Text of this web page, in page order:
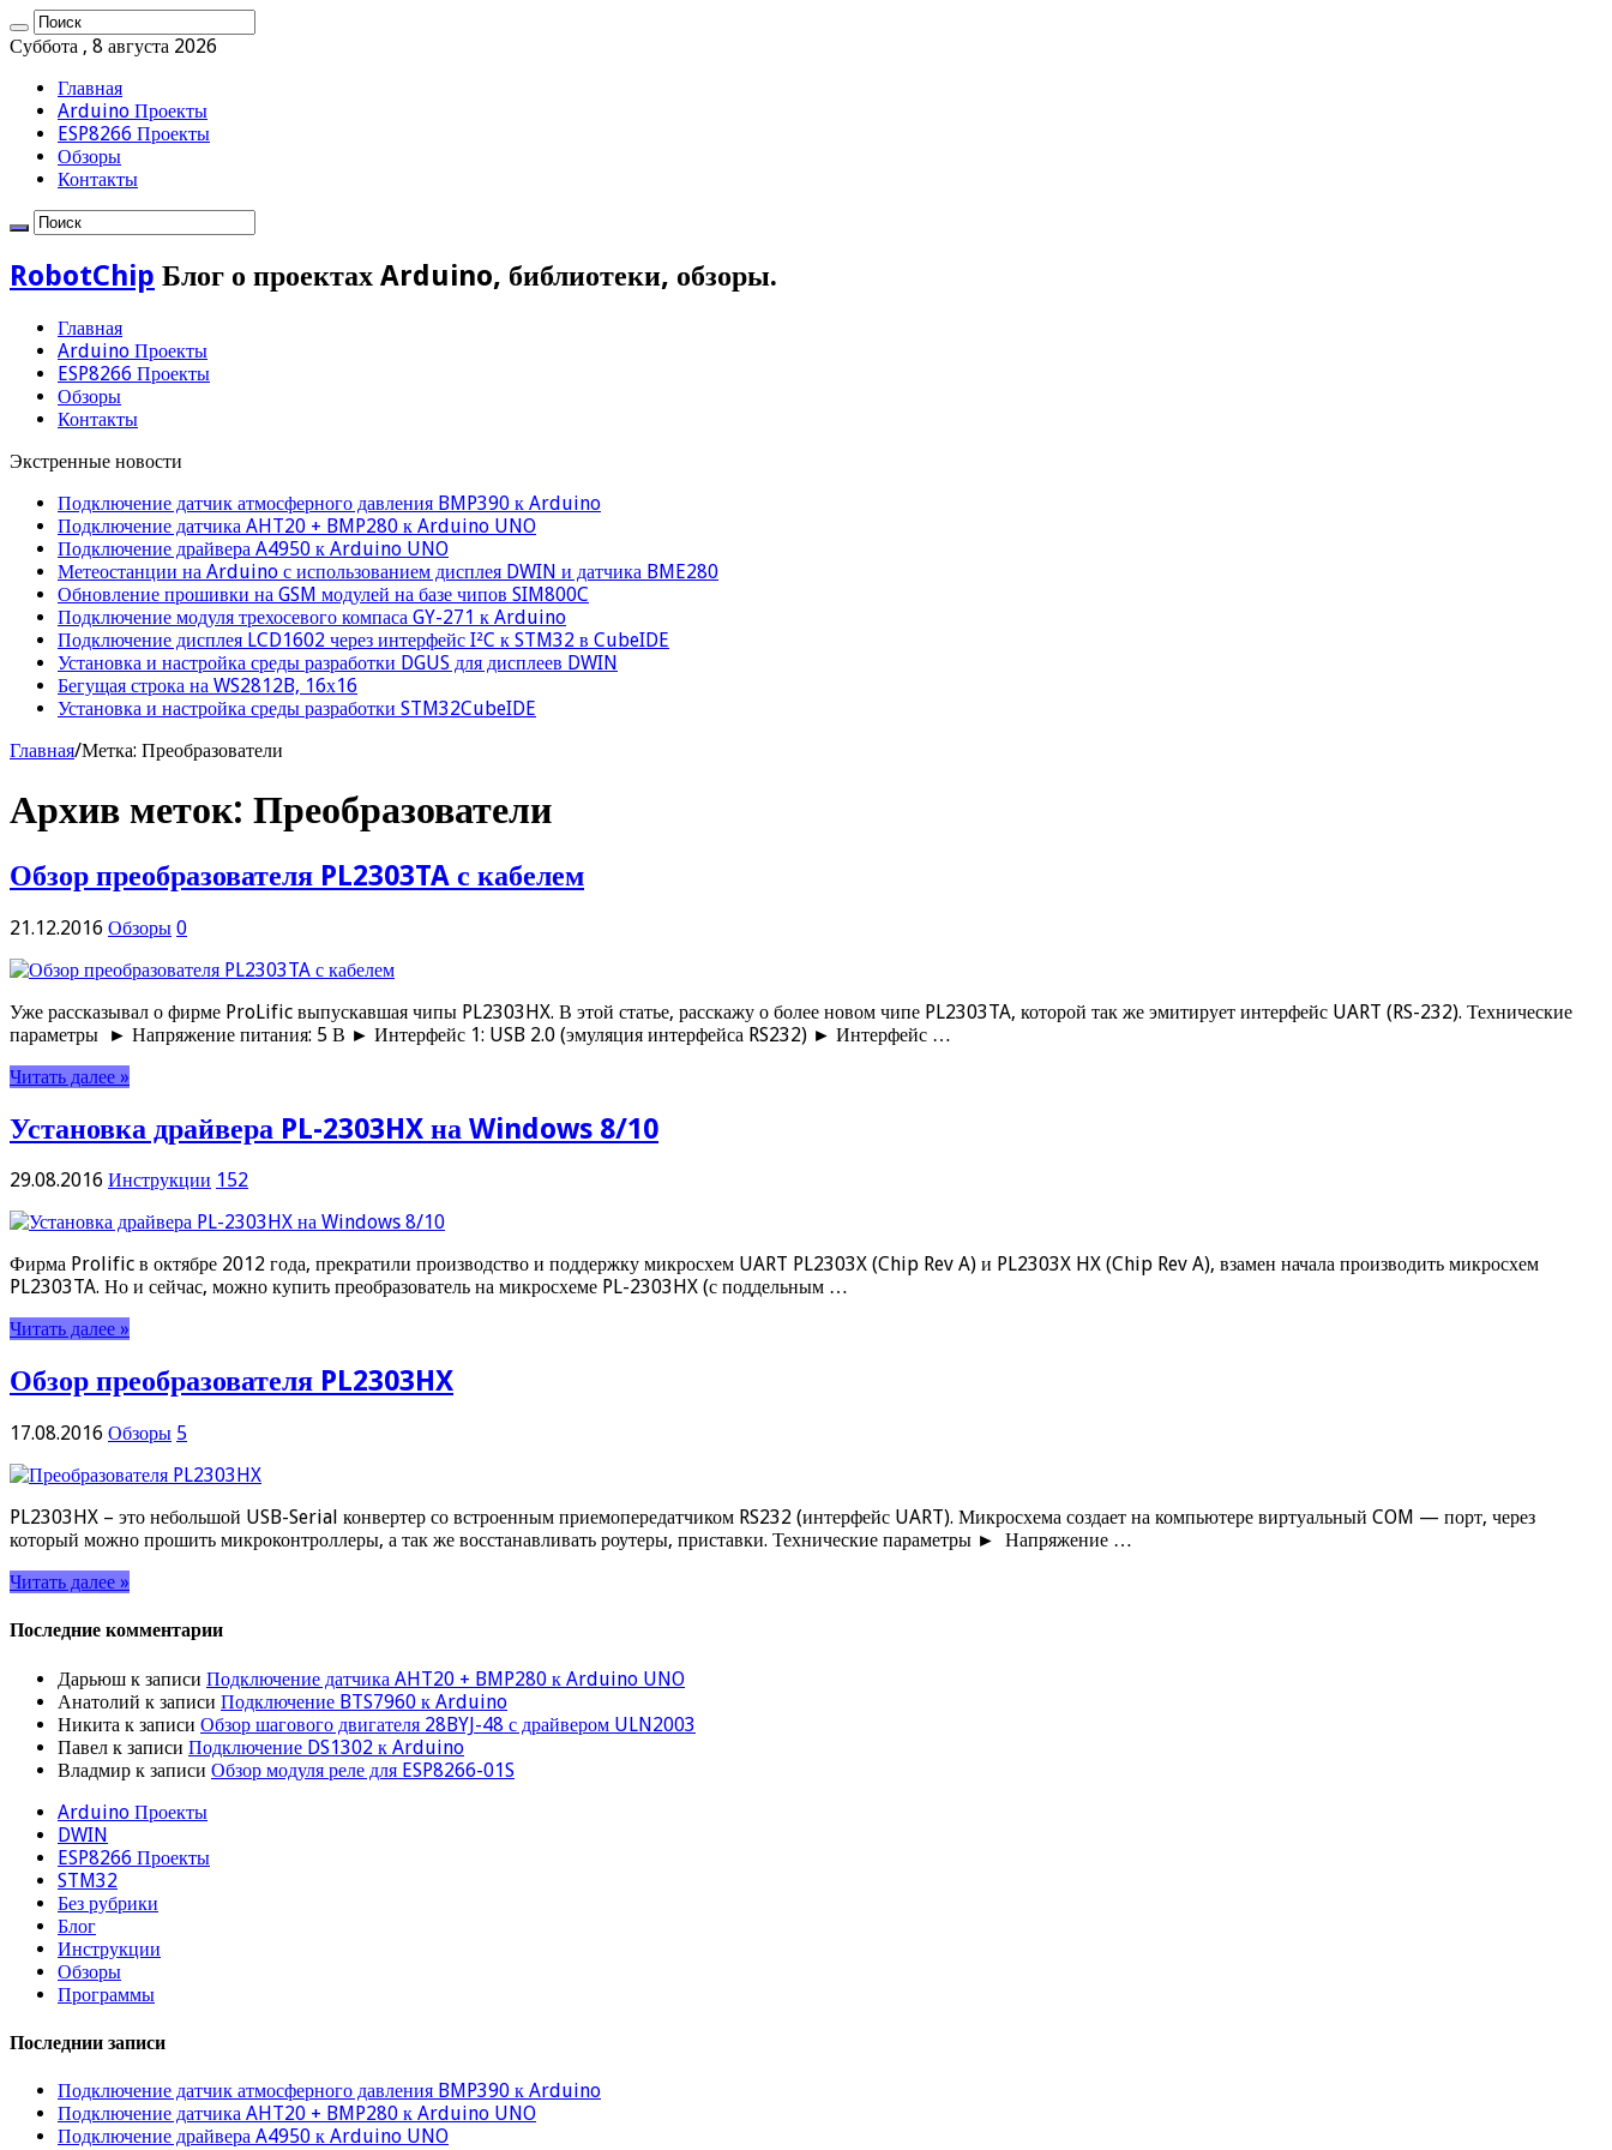
Суббота , 8 августа 2026
Главная
Arduino Проекты
ESP8266 Проекты
Обзоры
Контакты
RobotChip Блог о проектах Arduino, библиотеки, обзоры.
Главная
Arduino Проекты
ESP8266 Проекты
Обзоры
Контакты
Экстренные новости
Подключение датчик атмосферного давления BMP390 к Arduino
Подключение датчика AHT20 + BMP280 к Arduino UNO
Подключение драйвера A4950 к Arduino UNO
Метеостанции на Arduino с использованием дисплея DWIN и датчика BME280
Обновление прошивки на GSM модулей на базе чипов SIM800C
Подключение модуля трехосевого компаса GY-271 к Arduino
Подключение дисплея LCD1602 через интерфейс I²C к STM32 в CubeIDE
Установка и настройка среды разработки DGUS для дисплеев DWIN
Бегущая строка на WS2812B, 16х16
Установка и настройка среды разработки STM32CubeIDE
Главная/Метка: Преобразователи
Архив меток: Преобразователи
Обзор преобразователя PL2303TA с кабелем
21.12.2016 Обзоры 0
Уже рассказывал о фирме ProLific выпускавшая чипы PL2303HX. В этой статье, расскажу о более новом чипе PL2303TA, которой так же эмитирует интерфейс UART (RS-232). Технические
параметры ► Напряжение питания: 5 В ► Интерфейс 1: USB 2.0 (эмуляция интерфейса RS232) ► Интерфейс …
Читать далее »
Установка драйвера PL-2303HX на Windows 8/10
29.08.2016 Инструкции 152
Фирма Prolific в октябре 2012 года, прекратили производство и поддержку микросхем UART PL2303X (Chip Rev A) и PL2303X HX (Chip Rev A), взамен начала производить микросхем
PL2303TA. Но и сейчас, можно купить преобразователь на микросхеме PL-2303HX (с поддельным …
Читать далее »
Обзор преобразователя PL2303HX
17.08.2016 Обзоры 5
PL2303HX – это небольшой USB-Serial конвертер со встроенным приемопередатчиком RS232 (интерфейс UART). Микросхема создает на компьютере виртуальный COM — порт, через
который можно прошить микроконтроллеры, а так же восстанавливать роутеры, приставки. Технические параметры ► Напряжение …
Читать далее »
Последние комментарии
Дарьюш к записи Подключение датчика AHT20 + BMP280 к Arduino UNO
Анатолий к записи Подключение BTS7960 к Arduino
Никита к записи Обзор шагового двигателя 28BYJ-48 с драйвером ULN2003
Павел к записи Подключение DS1302 к Arduino
Владмир к записи Обзор модуля реле для ESP8266-01S
Arduino Проекты
DWIN
ESP8266 Проекты
STM32
Без рубрики
Блог
Инструкции
Обзоры
Программы
Последнии записи
Подключение датчик атмосферного давления BMP390 к Arduino
Подключение датчика AHT20 + BMP280 к Arduino UNO
Подключение драйвера A4950 к Arduino UNO